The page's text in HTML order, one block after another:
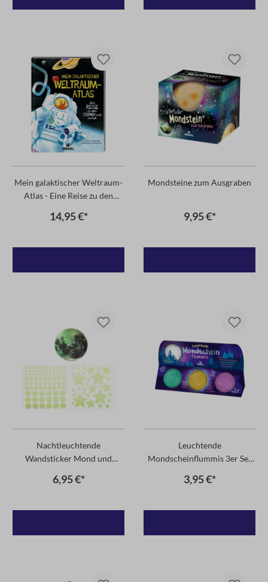
Mein galaktischer Weltraum-
Atlas - Eine Reise zu den
14,95 €*
Mondsteine zum Ausgraben
9,95 €*
Nachtleuchtende
Wandsticker Mond und
6,95 €*
Leuchtende
Mondscheinflummis 3er Set
3,95 €*